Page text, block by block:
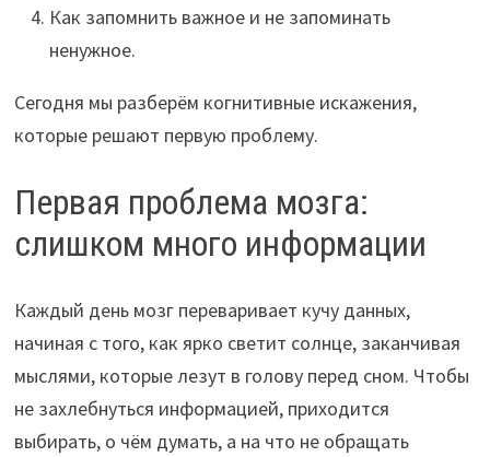
Как запомнить важное и не запоминать
ненужное.
Сегодня мы разберём когнитивные искажения,
которые решают первую проблему.
Первая проблема мозга:
слишком много информации
Каждый день мозг переваривает кучу данных,
начиная с того, как ярко светит солнце, заканчивая
мыслями, которые лезут в голову перед сном. Чтобы
не захлебнуться информацией, приходится
выбирать, о чём думать, а на что не обращать